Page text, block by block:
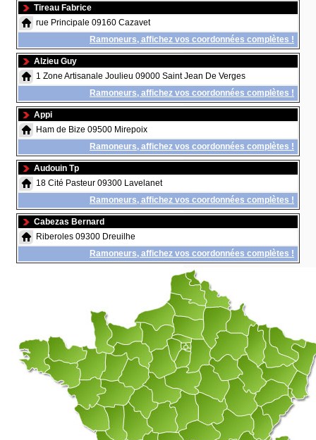
Tireau Fabrice
rue Principale 09160 Cazavet
Ramoneurs, affichez vos coordonnées complètes !
Alzieu Guy
1 Zone Artisanale Joulieu 09000 Saint Jean De Verges
Ramoneurs, affichez vos coordonnées complètes !
Appi
Ham de Bize 09500 Mirepoix
Ramoneurs, affichez vos coordonnées complètes !
Audouin Tp
18 Cité Pasteur 09300 Lavelanet
Ramoneurs, affichez vos coordonnées complètes !
Cabezas Bernard
Riberoles 09300 Dreuilhe
Ramoneurs, affichez vos coordonnées complètes !